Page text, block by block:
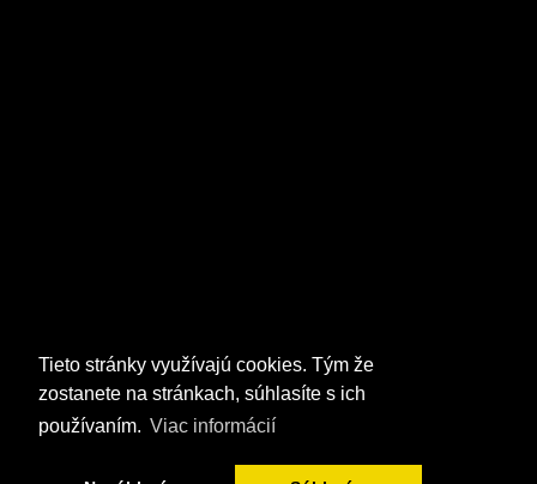
Tieto stránky využívajú cookies. Tým že
zostanete na stránkach, súhlasíte s ich
používaním. Viac informácií